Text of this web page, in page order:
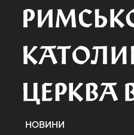
НОВИНИ